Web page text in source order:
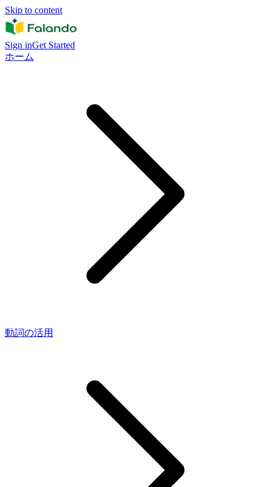
Skip to content
Sign inGet Started
ホーム
動詞の活用